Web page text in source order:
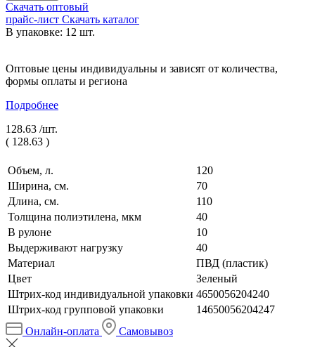
Скачать оптовый
прайс-лист Скачать каталог
В упаковке: 12 шт.
Оптовые цены индивидуальны и зависят от количества,
формы оплаты и региона
Подробнее
128.63 /шт.
( 128.63 )
Объем, л.
120
Ширина, см.
70
Длина, см.
110
Толщина полиэтилена, мкм
40
В рулоне
10
Выдерживают нагрузку
40
Материал
ПВД (пластик)
Цвет
Зеленый
Штрих-код индивидуальной упаковки 4650056204240
Штрих-код групповой упаковки
14650056204247
Онлайн-оплата
Самовывоз